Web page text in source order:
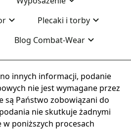
Plecaki i torby
Blog Combat-Wear
innych informacji, podanie
nie jest wymagane przez
są Państwo zobowiązani do
nie skutkuje żadnymi
poniższych procesach